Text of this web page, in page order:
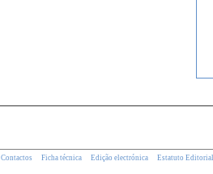
Contactos Ficha técnica Edição electrónica Estatuto Editorial